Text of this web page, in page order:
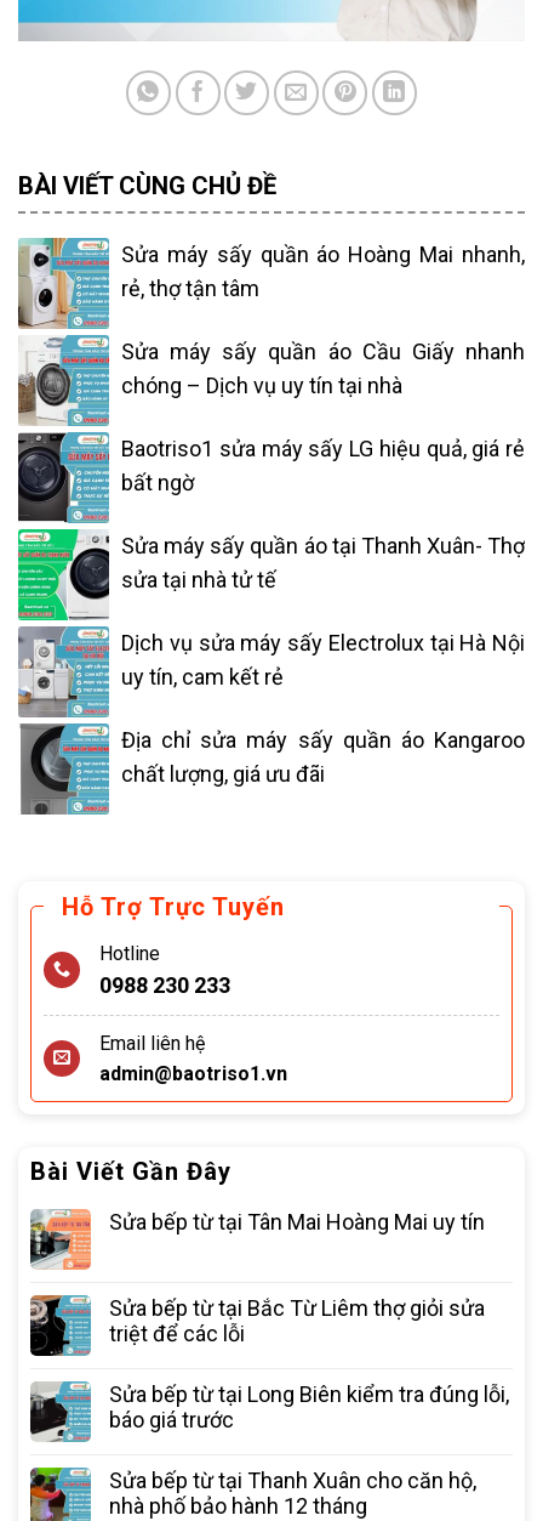
Hỗ Trợ Trực Tuyến
Hotline
0988 230 233
Email liên hệ
admin@baotriso1.vn
Bài Viết Gần Đây
Sửa bếp từ tại Tân Mai Hoàng Mai uy tín
Sửa bếp từ tại Bắc Từ Liêm thợ giỏi sửa
triệt để các lỗi
Sửa bếp từ tại Long Biên kiểm tra đúng lỗi,
báo giá trước
Sửa bếp từ tại Thanh Xuân cho căn hộ,
nhà phố bảo hành 12 tháng
BÀI VIẾT CÙNG CHỦ ĐỀ
Sửa máy sấy quần áo Hoàng Mai nhanh,
rẻ, thợ tận tâm
Sửa máy sấy quần áo Cầu Giấy nhanh
chóng – Dịch vụ uy tín tại nhà
Baotriso1 sửa máy sấy LG hiệu quả, giá rẻ
bất ngờ
Sửa máy sấy quần áo tại Thanh Xuân- Thợ
sửa tại nhà tử tế
Dịch vụ sửa máy sấy Electrolux tại Hà Nội
uy tín, cam kết rẻ
Địa chỉ sửa máy sấy quần áo Kangaroo
chất lượng, giá ưu đãi